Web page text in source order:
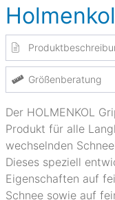
Größenberatung
Der HOLMENKOL
Produkt für alle
wechselnden
Dieses speziell
Eigenschaften auf
Schnee sowie auf